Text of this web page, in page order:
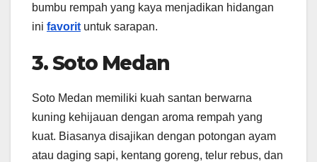
bumbu rempah yang kaya menjadikan hidangan
ini favorit untuk sarapan. ​
3. Soto Medan
Soto Medan memiliki kuah santan berwarna
kuning kehijauan dengan aroma rempah yang
kuat. Biasanya disajikan dengan potongan ayam
atau daging sapi, kentang goreng, telur rebus, dan